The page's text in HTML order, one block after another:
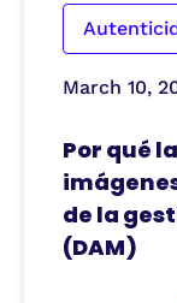
March 10,
Por qué
de la
(DAM)